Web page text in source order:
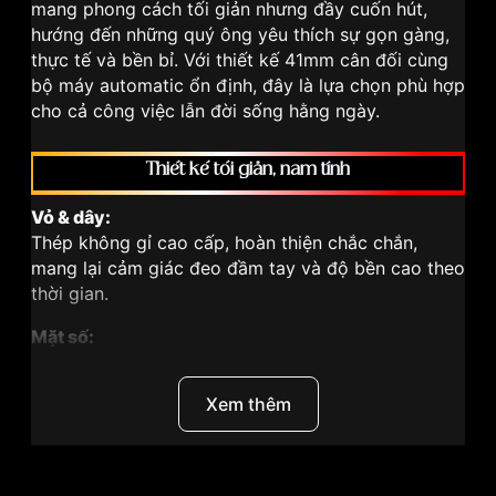
mang phong cách tối giản nhưng đầy cuốn hút,
hướng đến những quý ông yêu thích sự gọn gàng,
thực tế và bền bỉ. Với thiết kế 41mm cân đối cùng
bộ máy automatic ổn định, đây là lựa chọn phù hợp
cho cả công việc lẫn đời sống hằng ngày.
Thiết kế tối giản, nam tính
Vỏ & dây:
Thép không gỉ cao cấp, hoàn thiện chắc chắn,
mang lại cảm giác đeo đầm tay và độ bền cao theo
thời gian.
Mặt số:
và cọc số thanh mảnh kết hợp lịch ngày tại vị trí 3
giờ, tăng tính tiện dụng.Xem thêm